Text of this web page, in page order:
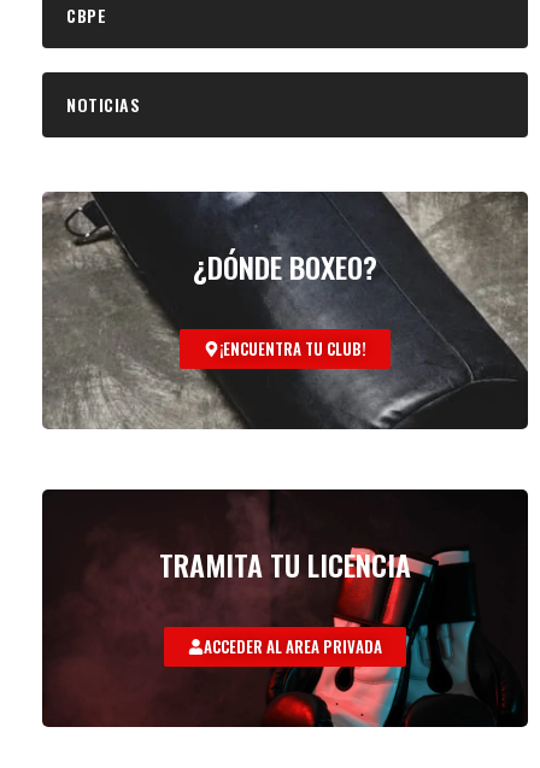
CBPE
NOTICIAS
¿DÓNDE BOXEO?
¡ENCUENTRA TU CLUB!
TRAMITA TU LICENCIA
ACCEDER AL AREA PRIVADA